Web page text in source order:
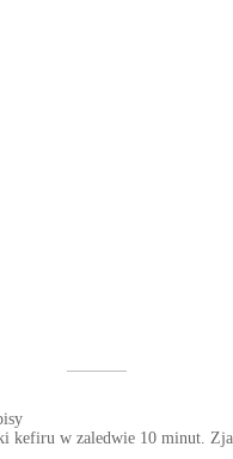
––––––––––
kefiru w zaledwie 10 minut.